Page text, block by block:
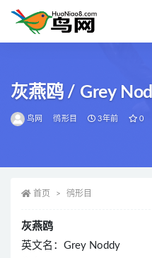
灰燕鸥 / Grey
鸟网 鸻形目 3年前 0
首页 鸻形目
灰燕鸥
英文名：Grey Noddy